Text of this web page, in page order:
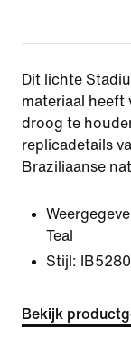
Dit lichte
materiaal heeft
droog te
replicadetails
Braziliaanse
Teal
Stijl:
Bekijk